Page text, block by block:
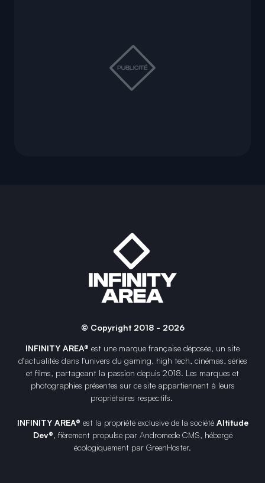
© Copyright 2018 - 2026
INFINITY AREA® est une marque française déposée, un site
d'actualités dans l'univers du gaming, high tech, cinémas, séries
et films, partageant la passion depuis 2018. Les marques et
photographies présentes sur ce site appartiennent à leurs
propriétaires respectifs.
INFINITY AREA® est la propriété exclusive de la société Altitude
Dev®, fièrement propulsé par Andromede CMS, hébergé
écologiquement par GreenHoster.